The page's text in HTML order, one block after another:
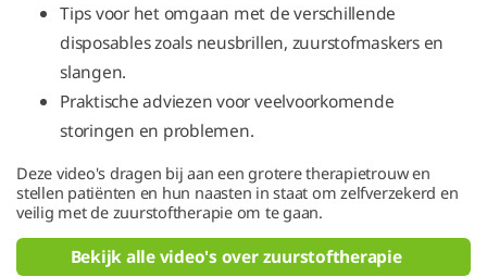
Tips voor het omgaan met de verschillende
disposables zoals neusbrillen, zuurstofmaskers en
slangen.
Praktische adviezen voor veelvoorkomende
storingen en problemen.
Deze video's dragen bij aan een grotere therapietrouw en
stellen patiënten en hun naasten in staat om zelfverzekerd en
veilig met de zuurstoftherapie om te gaan.
Bekijk alle video's over zuurstoftherapie